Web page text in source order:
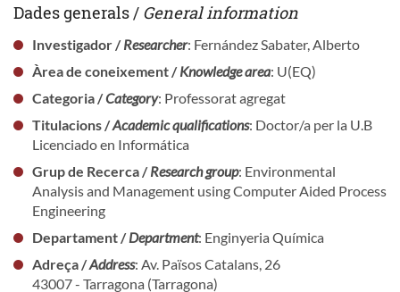
Dades generals / General information
Investigador /Researcher: Fernández Sabater, Alberto
Àrea de coneixement /Knowledge area: U(EQ)
Categoria /Category: Professorat agregat
Titulacions /Academic qualifications: Doctor/a per la U.B
Licenciado en Informática
Grup de Recerca /Research group: Environmental
Analysis and Management using Computer Aided Process
Engineering
Departament /Department: Enginyeria Química
Adreça /Address: Av. Països Catalans, 26
43007 - Tarragona (Tarragona)